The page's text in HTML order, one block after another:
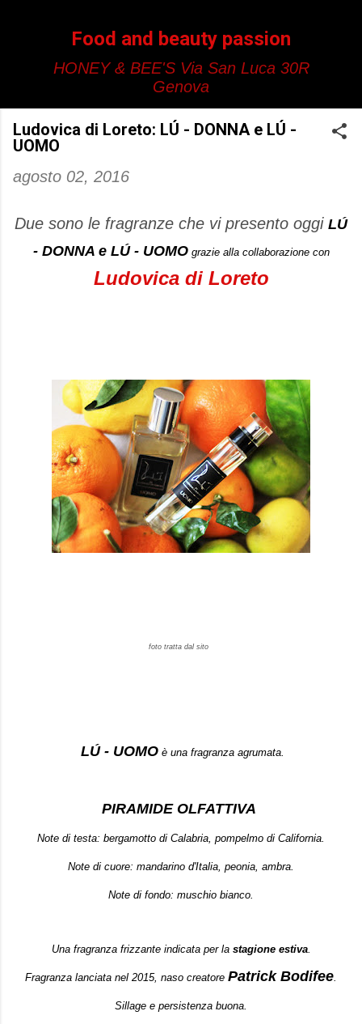
Food and beauty passion
HONEY & BEE'S Via San Luca 30R
Genova
Ludovica di Loreto: LÚ - DONNA e LÚ -
UOMO
agosto 02, 2016
Due sono le fragranze che vi presento oggi LÚ
- DONNA e LÚ - UOMOgrazie alla collaborazione con
Ludovica di Loreto
foto tratta dal sito
LÚ - UOMOè una fragranza agrumata.
PIRAMIDE OLFATTIVA
Note di testa: bergamotto di Calabria, pompelmo di California.
Note di cuore: mandarino d'Italia, peonia, ambra.
Note di fondo: muschio bianco.
Una fragranza frizzante indicata per la stagione estiva.
Fragranza lanciata nel 2015, naso creatore Patrick Bodifee.
Sillage e persistenza buona.